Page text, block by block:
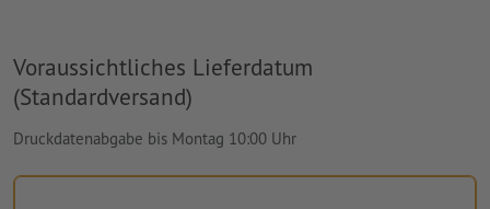
Voraussichtliches Lieferdatum
(Standardversand)
Druckdatenabgabe bis Montag 10:00 Uhr